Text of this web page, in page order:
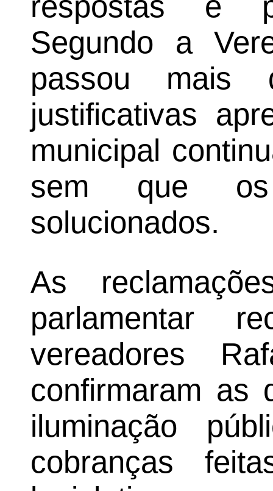
Segundo a
passou
justificativas
municipal
sem que os
solucionados.
As
parlamentar
vereadores
confirmaram as
iluminação
cobranças